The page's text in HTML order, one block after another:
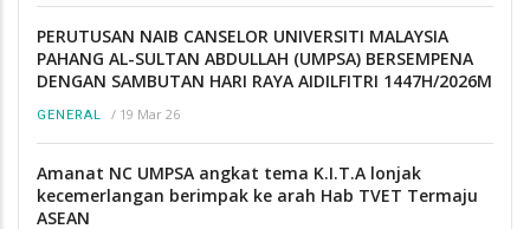
PERUTUSAN NAIB CANSELOR UNIVERSITI MALAYSIA
PAHANG AL-SULTAN ABDULLAH (UMPSA) BERSEMPENA
DENGAN SAMBUTAN HARI RAYA AIDILFITRI 1447H/2026M
GENERAL / 19 Mar 26
Amanat NC UMPSA angkat tema K.I.T.A lonjak
kecemerlangan berimpak ke arah Hab TVET Termaju
ASEAN